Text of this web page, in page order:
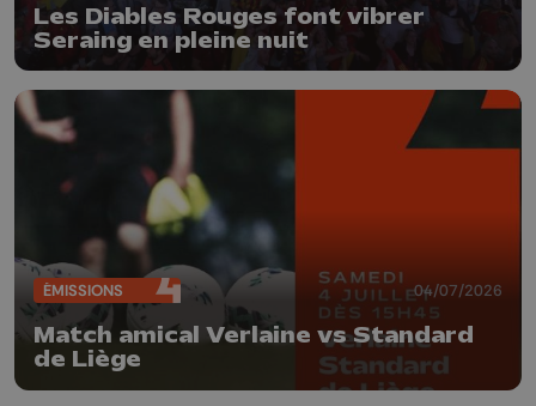
Les Diables Rouges font vibrer
Seraing en pleine nuit
ÉMISSIONS 04/07/2026
Match amical Verlaine vs Standard
de Liège